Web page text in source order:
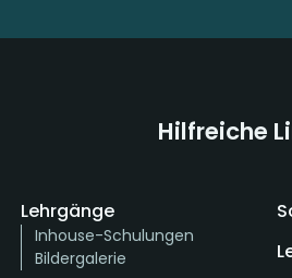
Hilfreiche
Lehrgänge
Inhouse-Schulungen
Bildergalerie